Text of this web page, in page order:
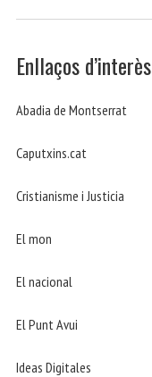
Enllaços d’interès
Abadia de Montserrat
Caputxins.cat
Cristianisme i Justicia
El mon
El nacional
El Punt Avui
Ideas Digitales